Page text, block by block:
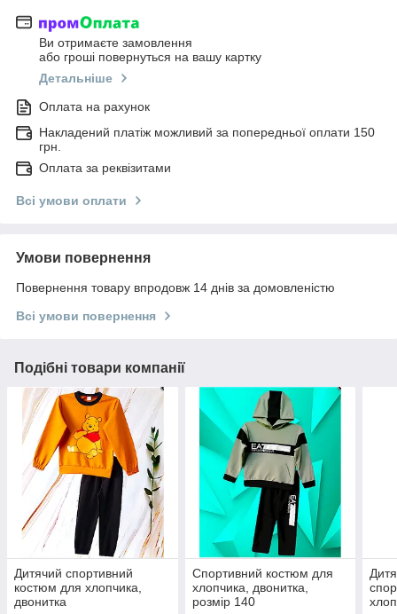
Ви отримаєте замовлення
або гроші повернуться на вашу картку
Детальніше
Оплата на рахунок
Накладений платіж можливий за попередньої оплати 150
грн.
Оплата за реквізитами
Всі умови оплати
Умови повернення
Повернення товару впродовж 14 днів за домовленістю
Всі умови повернення
Подібні товари компанії
Дитячий спортивний
костюм для хлопчика,
двонитка
Спортивний костюм для
хлопчика, двонитка,
розмір 140